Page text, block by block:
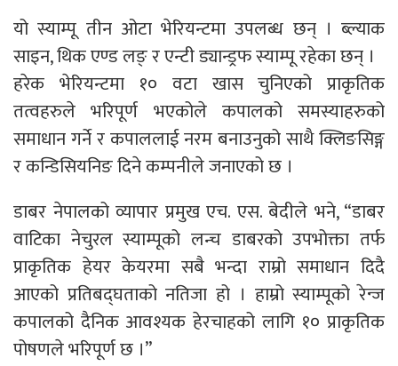
यो स्याम्पू तीन ओटा भेरियन्टमा उपलब्ध छन् । ब्ल्याक
साइन, थिक एण्ड लङ् र एन्टी ड्यान्ड्रफ स्याम्पू रहेका छन् ।
हरेक भेरियन्टमा १० वटा खास चुनिएको प्राकृतिक
तत्वहरुले भरिपूर्ण भएकोले कपालको समस्याहरुको
समाधान गर्ने र कपाललाई नरम बनाउनुको साथै क्लिङसिङ्ग
र कन्डिसियनिङ दिने कम्पनीले जनाएको छ ।
डाबर नेपालको व्यापार प्रमुख एच. एस. बेदीले भने, “डाबर
वाटिका नेचुरल स्याम्पूको लन्च डाबरको उपभोक्ता तर्फ
प्राकृतिक हेयर केयरमा सबै भन्दा राम्रो समाधान दिदै
आएको प्रतिबद्घताको नतिजा हो । हाम्रो स्याम्पूको रेन्ज
कपालको दैनिक आवश्यक हेरचाहको लागि १० प्राकृतिक
पोषणले भरिपूर्ण छ ।”